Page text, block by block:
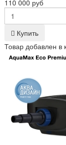
110 000 руб
Купить
Товар добавлен в